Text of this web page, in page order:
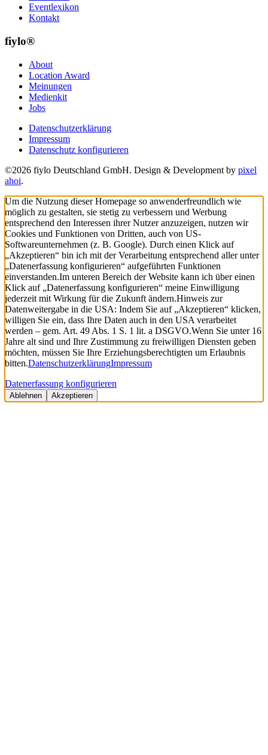
Eventlexikon
Kontakt
fiylo®
About
Location Award
Meinungen
Medienkit
Jobs
Datenschutzerklärung
Impressum
Datenschutz konfigurieren
©2026 fiylo Deutschland GmbH. Design & Development by pixel
ahoi.
Um die Nutzung dieser Homepage so anwenderfreundlich wie
möglich zu gestalten, sie stetig zu verbessern und Werbung
entsprechend den Interessen ihrer Nutzer anzuzeigen, nutzen wir
Cookies und Funktionen von Dritten, auch von US-
Softwareunternehmen (z. B. Google). Durch einen Klick auf
„Akzeptieren“ bin ich mit der Verarbeitung entsprechend aller unter
„Datenerfassung konfigurieren“ aufgeführten Funktionen
einverstanden.Im unteren Bereich der Website kann ich über einen
Klick auf „Datenerfassung konfigurieren“ meine Einwilligung
jederzeit mit Wirkung für die Zukunft ändern.Hinweis zur
Datenweitergabe in die USA: Indem Sie auf „Akzeptieren“ klicken,
willigen Sie ein, dass Ihre Daten auch in den USA verarbeitet
werden – gem. Art. 49 Abs. 1 S. 1 lit. a DSGVO.Wenn Sie unter 16
Jahre alt sind und Ihre Zustimmung zu freiwilligen Diensten geben
möchten, müssen Sie Ihre Erziehungsberechtigten um Erlaubnis
bitten.DatenschutzerklärungImpressum
Datenerfassung konfigurieren
Ablehnen Akzeptieren